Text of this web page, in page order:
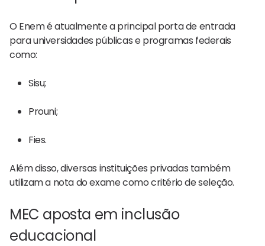
O Enem é atualmente a principal porta de entrada
para universidades públicas e programas federais
como:
Sisu;
Prouni;
Fies.
Além disso, diversas instituições privadas também
utilizam a nota do exame como critério de seleção.
MEC aposta em inclusão
educacional